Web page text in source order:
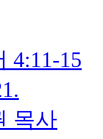
4:11-15
목사